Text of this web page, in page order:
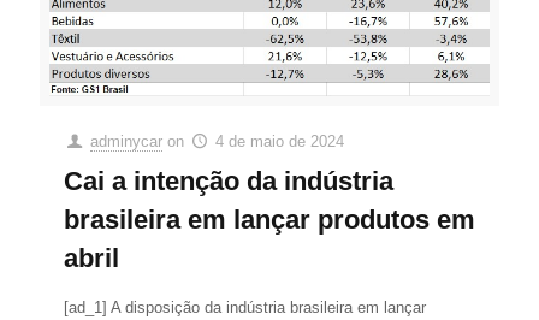
adminycar on 4 de maio de 2024
Cai a intenção da indústria
brasileira em lançar produtos em
abril
[ad_1] A disposição da indústria brasileira em lançar